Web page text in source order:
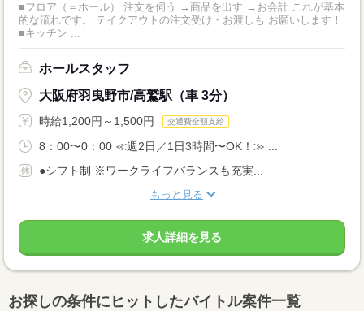
■フロア（＝ホール） 注文を伺う →商品を出す →お会計 これが基本
的な流れです。 テイクアウトの注文受け・お渡しも お願いします！
■キッチン ...
ホールスタッフ
大阪府羽曳野市/高鷲駅（車 3分）
時給1,200円～1,500円 交通費全額支給
8：00〜0：00 ≪週2日／1日3時間〜OK！≫ ...
●シフト制 ※ワークライフバランスも充実...
もっと見る
求人詳細を見る
お探しの条件にヒットしたバイトル案件一覧